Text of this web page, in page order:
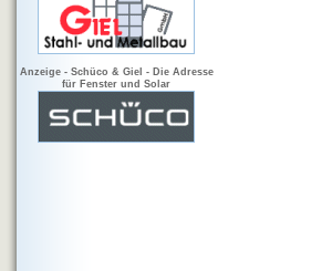
Anzeige - Schüco & Giel - Die Adresse
für Fenster und Solar